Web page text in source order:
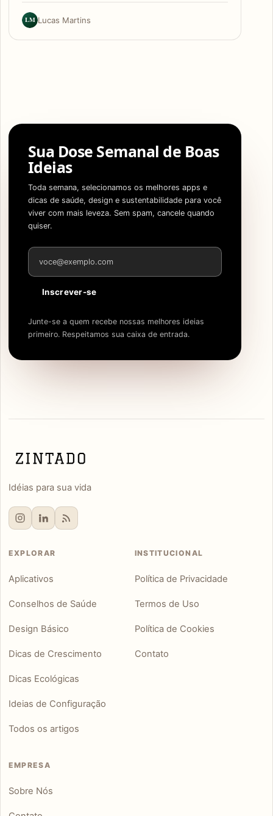
LM Lucas Martins
Sua Dose Semanal de Boas
Ideias
Toda semana, selecionamos os melhores apps e
dicas de saúde, design e sustentabilidade para você
viver com mais leveza. Sem spam, cancele quando
quiser.
Endereço de e-mail
Inscrever-se
Junte-se a quem recebe nossas melhores ideias
primeiro. Respeitamos sua caixa de entrada.
Idéias para sua vida
EXPLORAR
Aplicativos
Conselhos de Saúde
Design Básico
Dicas de Crescimento
Dicas Ecológicas
Ideias de Configuração
Todos os artigos
INSTITUCIONAL
Política de Privacidade
Termos de Uso
Política de Cookies
Contato
EMPRESA
Sobre Nós